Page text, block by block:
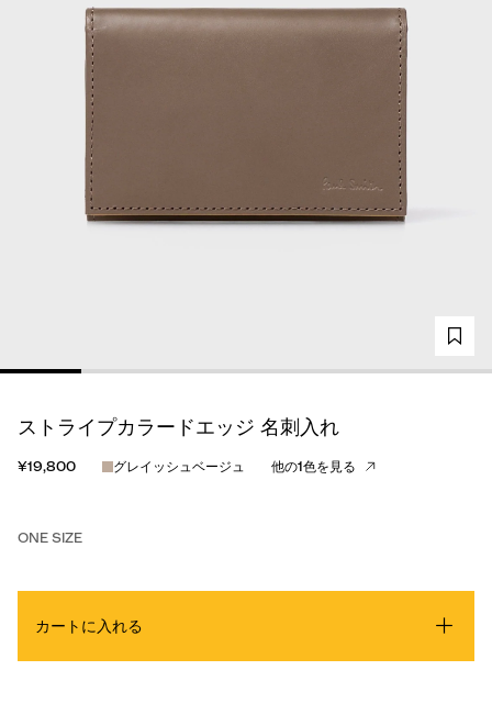
ストライプカラードエッジ 名刺入れ
¥19,800 グレイッシュベージュ 他の1色を見る
ONE SIZE
カートに入れる